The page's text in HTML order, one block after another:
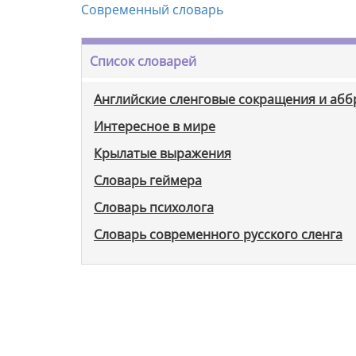
Современный словарь
Список словарей
Английские сленговые сокращения и
Интересное в мире
Крылатые выражения
Словарь геймера
Словарь психолога
Словарь современного русского сленга